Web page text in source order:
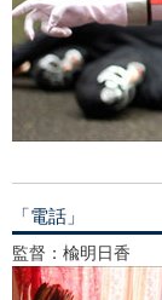
「電話」
監督：楡明日香